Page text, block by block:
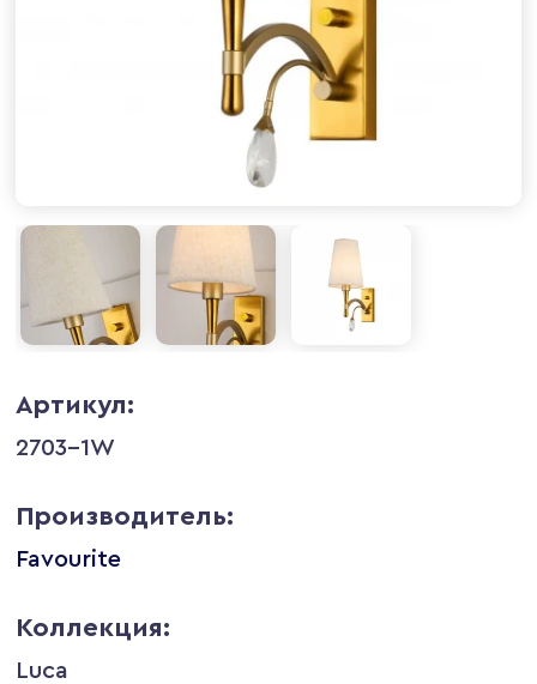
Артикул:
2703-1W
Производитель:
Favourite
Коллекция:
Luca